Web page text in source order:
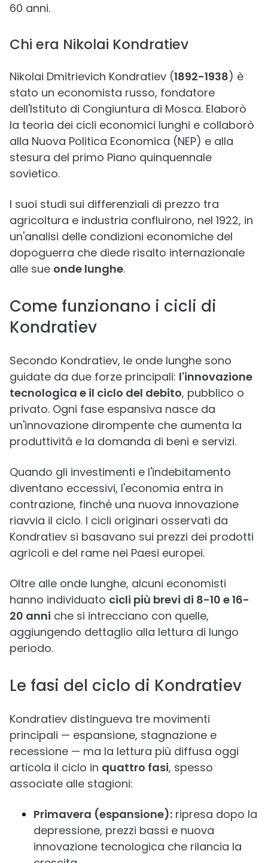
60 anni.
Chi era Nikolai Kondratiev
Nikolai Dmitrievich Kondratiev (1892-1938) è
stato un economista russo, fondatore
dell'Istituto di Congiuntura di Mosca. Elaborò
la teoria dei cicli economici lunghi e collaborò
alla Nuova Politica Economica (NEP) e alla
stesura del primo Piano quinquennale
sovietico.
I suoi studi sui differenziali di prezzo tra
agricoltura e industria confluirono, nel 1922, in
un'analisi delle condizioni economiche del
dopoguerra che diede risalto internazionale
alle sue onde lunghe.
Come funzionano i cicli di
Kondratiev
Secondo Kondratiev, le onde lunghe sono
guidate da due forze principali: l'innovazione
tecnologica e il ciclo del debito, pubblico o
privato. Ogni fase espansiva nasce da
un'innovazione dirompente che aumenta la
produttività e la domanda di beni e servizi.
Quando gli investimenti e l'indebitamento
diventano eccessivi, l'economia entra in
contrazione, finché una nuova innovazione
riavvia il ciclo. I cicli originari osservati da
Kondratiev si basavano sui prezzi dei prodotti
agricoli e del rame nei Paesi europei.
Oltre alle onde lunghe, alcuni economisti
hanno individuato cicli più brevi di 8-10 e 16-
20 anni che si intrecciano con quelle,
aggiungendo dettaglio alla lettura di lungo
periodo.
Le fasi del ciclo di Kondratiev
Kondratiev distingueva tre movimenti
principali — espansione, stagnazione e
recessione — ma la lettura più diffusa oggi
articola il ciclo in quattro fasi, spesso
associate alle stagioni:
Primavera (espansione): ripresa dopo la
depressione, prezzi bassi e nuova
innovazione tecnologica che rilancia la